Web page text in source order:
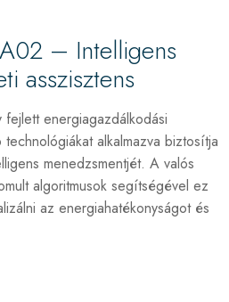
– Intelligens
asszisztens
energiagazdálkodási
alkalmazva biztosítja
menedzsmentjét. A valós
algoritmusok segítségével ez
az energiahatékonyságot és